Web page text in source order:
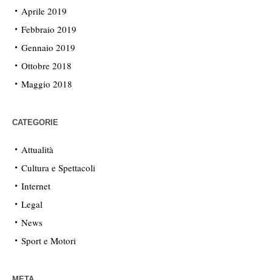
Aprile 2019
Febbraio 2019
Gennaio 2019
Ottobre 2018
Maggio 2018
CATEGORIE
Attualità
Cultura e Spettacoli
Internet
Legal
News
Sport e Motori